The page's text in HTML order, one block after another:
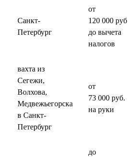
Санкт-
Петербург
от
120 000 руб.
до вычета
налогов
вахта из
Сегежи,
Волхова,
Медвежьегорска
в Санкт-
Петербург
от
73 000 руб.
на руки
до